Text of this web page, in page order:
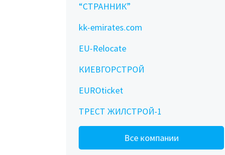
“СТРАННИК”
kk-emirates.com
EU-Relocate
КИЕВГОРСТРОЙ
EUROticket
ТРЕСТ ЖИЛСТРОЙ-1
Все компании